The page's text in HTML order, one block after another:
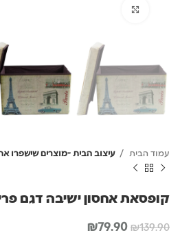
עמוד הבית עיצוב הבית -מוצרים שישפרו
קופסאת אחסון ישיבה דגם
₪139.90
המחיר₪79.90
המחיר